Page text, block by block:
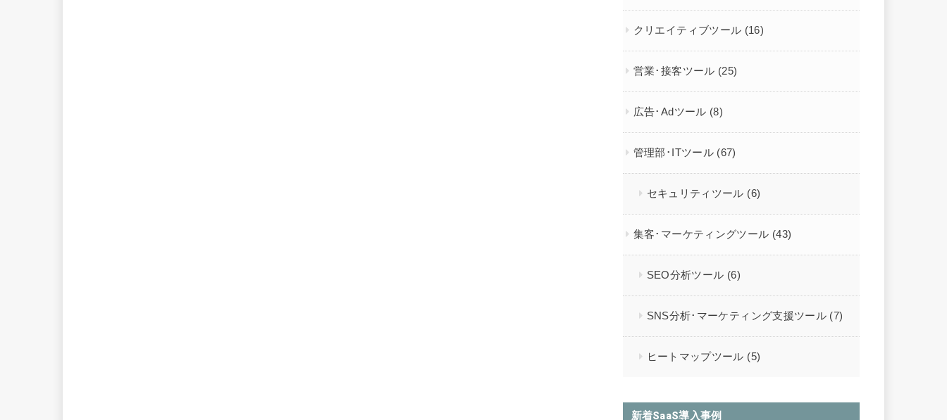
クリエイティブツール (16)
営業･接客ツール (25)
広告･Adツール (8)
管理部･ITツール (67)
セキュリティツール (6)
集客･マーケティングツール (43)
SEO分析ツール (6)
SNS分析･マーケティング支援ツール (7)
ヒートマップツール (5)
新着SaaS導入事例